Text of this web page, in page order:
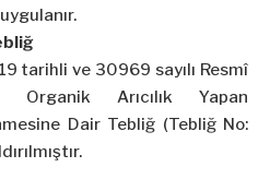
tarihli ve 30969 sayılı Resmî
Organik Arıcılık Yapan
Dair Tebliğ (Tebliğ No: